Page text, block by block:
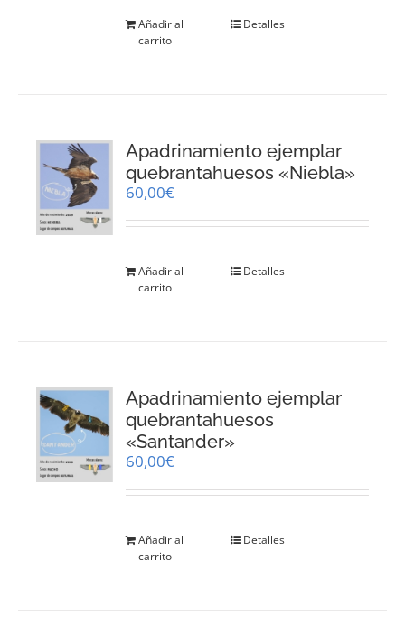
Añadir al
carrito
Detalles
Apadrinamiento ejemplar
quebrantahuesos «Niebla»
60,00€
Añadir al
carrito
Detalles
Apadrinamiento ejemplar
quebrantahuesos
«Santander»
60,00€
Añadir al
carrito
Detalles